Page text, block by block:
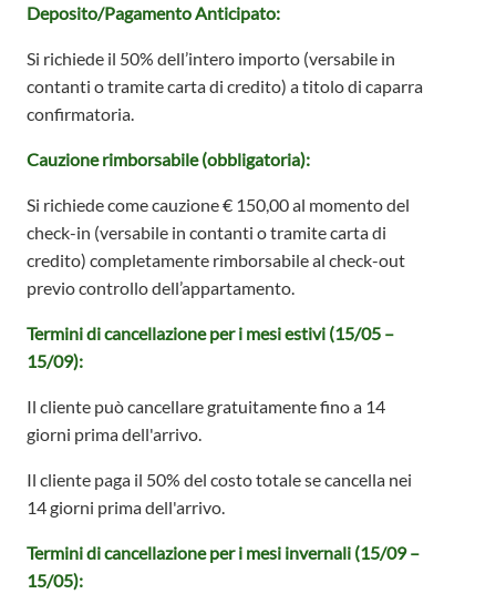
Deposito/Pagamento Anticipato:
Si richiede il 50% dell’intero importo (versabile in
contanti o tramite carta di credito)a titolo di caparra
confirmatoria.
Cauzione rimborsabile (obbligatoria):
Si richiede come cauzione € 150,00 al momento del
check-in (versabile in contanti o tramite carta di
credito) completamente rimborsabile al check-out
previo controllo dell’appartamento.
Termini di cancellazione per i mesi estivi (15/05 –
15/09):
Il cliente può cancellare gratuitamente fino a 14
giorni prima dell'arrivo.
Il cliente paga il 50% del costo totale se cancella nei
14 giorni prima dell'arrivo.
Termini di cancellazione per i mesi invernali (15/09 –
15/05):